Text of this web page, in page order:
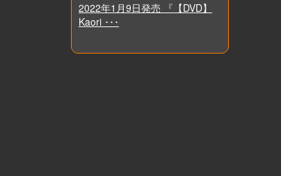
2022年1月9日発売 『【DVD】
Kaori ･･･